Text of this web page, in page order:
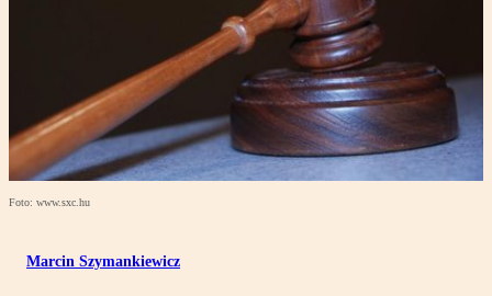
Foto: www.sxc.hu
Marcin Szymankiewicz